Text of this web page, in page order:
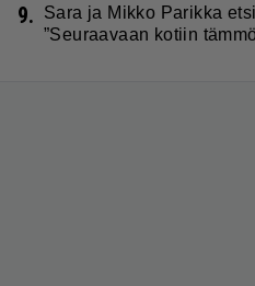
9.
Sara ja Mikko Parikka
”Seuraavaan kotiin